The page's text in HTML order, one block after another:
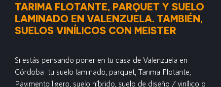
TARIMA FLOTANTE, PARQUET Y SUELO
LAMINADO EN VALENZUELA. TAMBIÉN,
SUELOS VINÍLICOS CON MEISTER
Si estás pensando poner en tu casa de Valenzuela en
Córdoba tu suelo laminado, parquet, Tarima Flotante,
Pavimento ligero, suelo híbrido, suelo de diseño / vinílico o